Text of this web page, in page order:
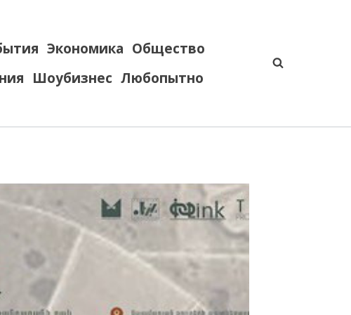
Экономика Общество
Шоубизнес Любопытно